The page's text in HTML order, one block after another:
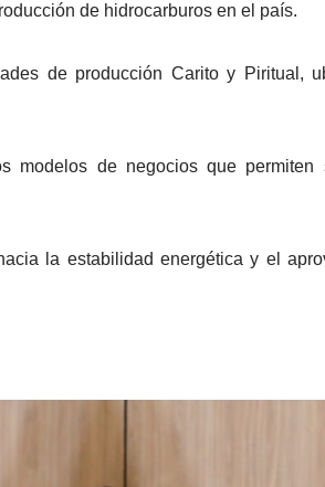
de hidrocarburos en el país.
de producción Carito y Piritual,
de negocios que
la estabilidad energética y el